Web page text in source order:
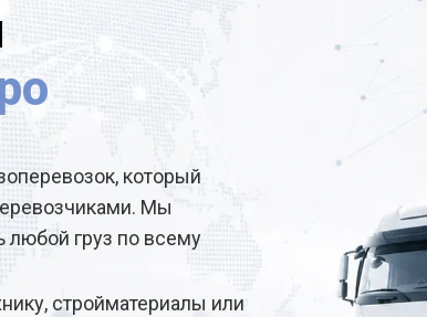
который
Мы
любой груз по всему
стройматериалы или